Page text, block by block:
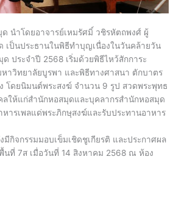
นำโดยอาจารย์เหมรัศมิ์ วชิรหัตถพงศ์ ผู้
เป็นประธานในพิธีทำบุญเนื่องในวันคล้ายวัน
ประจำปี 2568 เริ่มด้วยพิธีไหว้สักการะ
าวิทยาลัยบูรพา และพิธีทางศาสนา ตักบาตร
โดยนิมนต์พระสงฆ์ จำนวน 9 รูป สวดพระพุทธ
ลให้แก่สำนักหอสมุดและบุคลากรสำนักหอสมุด
ารเพลแด่พระภิกษุสงฆ์และรับประทานอาหาร
มีกิจกรรมมอบเข็มเชิดชูเกียรติ และประกาศผล
นที่ 7ส เมื่อวันที่ 14 สิงหาคม 2568 ณ ห้อง